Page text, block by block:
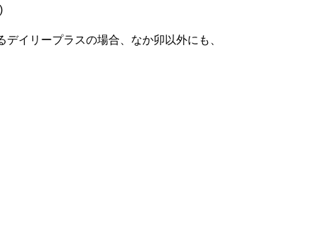
イリープラスの場合、なか卯以外にも、